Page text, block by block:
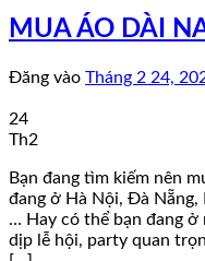
MUA ÁO DÀI
Đăng vào Tháng 2 24,
24
Th2
Bạn đang tìm kiếm nên
đang ở Hà Nội, Đà
… Hay có thể bạn đang ở
dịp lễ hội, party quan